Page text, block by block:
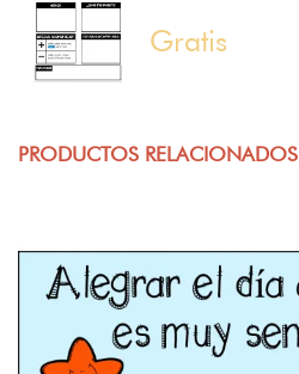
Gratis
PRODUCTOS RELACIONADOS